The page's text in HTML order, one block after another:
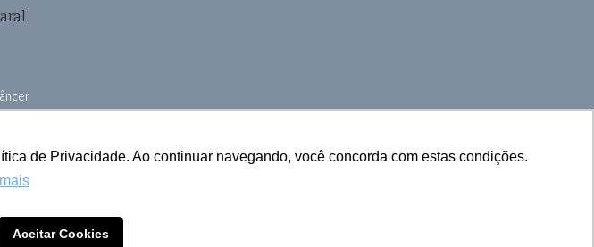
de Privacidade. Ao continuar navegando, você concorda com estas condições.
Aceitar Cookies
© 2025 Cruzeiro do Sul